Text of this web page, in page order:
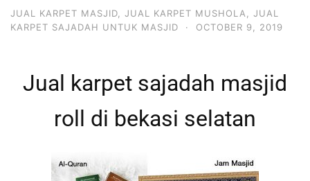
JUAL KARPET MASJID JUAL KARPET MUSHOLA
JUAL
KARPET SAJADAH UNTUK MASJID
· OCTOBER 9, 2019
Jual karpet sajadah masjid
roll di bekasi selatan